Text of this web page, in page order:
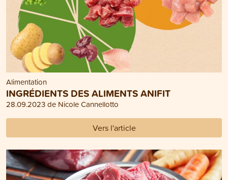
Alimentation
INGRÉDIENTS DES ALIMENTS ANIFIT
28.09.2023 de Nicole Cannellotto
Vers l'article